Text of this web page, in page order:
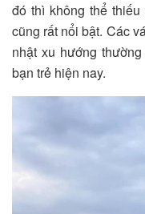
đó thì không thể
cũng rất nổi bật. Các
nhật xu hướng
bạn trẻ hiện nay.